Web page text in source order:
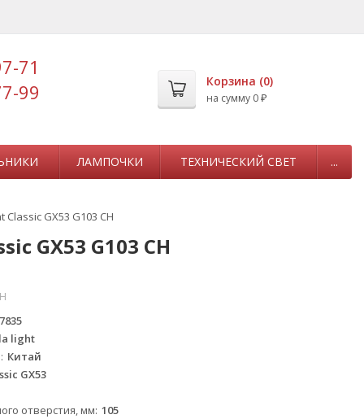
71
99
Корзина (0)
на сумму 0 ₽
ЛАМПОЧКИ ТЕХНИЧЕСКИЙ СВЕТ ...
GX53 G103 CH
GX53 G103 CH
light
Китай
GX53
отверстия, мм 105